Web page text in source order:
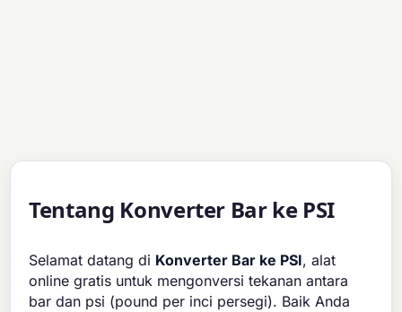
Tentang Konverter Bar ke PSI
Selamat datang di Konverter Bar ke PSI, alat
online gratis untuk mengonversi tekanan antara
bar dan psi (pound per inci persegi). Baik Anda